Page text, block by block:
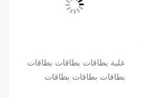
علبة بطاقات بطاقات بطاقات
بطاقات بطاقات بطاقات